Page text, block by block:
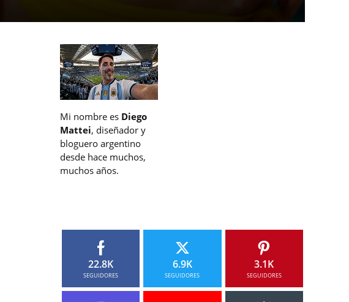
Mi nombre es Diego
Mattei, diseñador y
bloguero argentino
desde hace muchos,
muchos años.
22.8K
SEGUIDORES
6.9K
SEGUIDORES
3.1K
SEGUIDORES